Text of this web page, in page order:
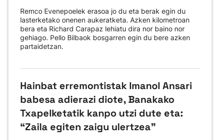
Remco Evenepoelek erasoa jo du eta berak egin du
lasterketako onenen aukeratketa. Azken kilometroan
bera eta Richard Carapaz lehiatu dira nor baino nor
gehiago. Pello Bilbaok bosgarren egin du bere azken
partaidetzan.
Hainbat erremontistak Imanol Ansari
babesa adierazi diote, Banakako
Txapelketatik kanpo utzi dute eta:
“Zaila egiten zaigu ulertzea”